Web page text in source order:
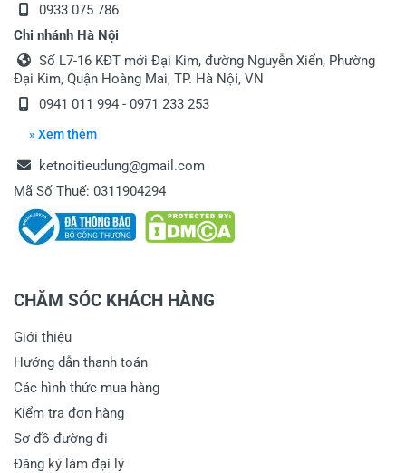
0933 075 786
Chi nhánh Hà Nội
Số L7-16 KĐT mới Đại Kim, đường Nguyễn Xiển, Phường
Đại Kim, Quận Hoàng Mai, TP. Hà Nội, VN
0941 011 994 - 0971 233 253
» Xem thêm
ketnoitieudung@gmail.com
Mã Số Thuế: 0311904294
CHĂM SÓC KHÁCH HÀNG
Giới thiệu
Hướng dẫn thanh toán
Các hình thức mua hàng
Kiểm tra đơn hàng
Sơ đồ đường đi
Đăng ký làm đại lý